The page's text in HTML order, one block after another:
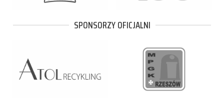
SPONSORZY OFICJALNI